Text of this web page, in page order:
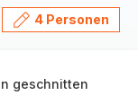
4 Personen
geschnitten